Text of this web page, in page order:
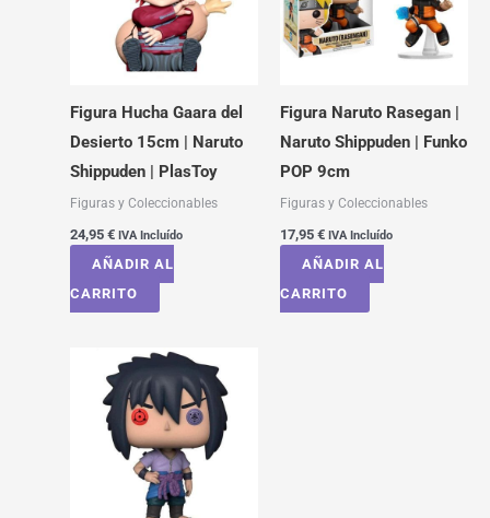
Figura Hucha Gaara del
Desierto 15cm | Naruto
Shippuden | PlasToy
Figuras y Coleccionables
24,95 € IVA Incluído
AÑADIR AL
CARRITO
Figura Naruto Rasegan |
Naruto Shippuden | Funko
POP 9cm
Figuras y Coleccionables
17,95 € IVA Incluído
AÑADIR AL
CARRITO